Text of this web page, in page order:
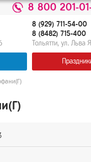
8 800 201-
8 (929) 711-54-00
8 (8482) 715-400
Тольятти, ул. Льва